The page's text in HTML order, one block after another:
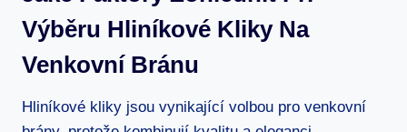
Výběru‍ Hliníkové Kliky Na
⁢venkovní Bránu
Hliníkové⁤ kliky jsou vynikající volbou⁣ pro venkovní